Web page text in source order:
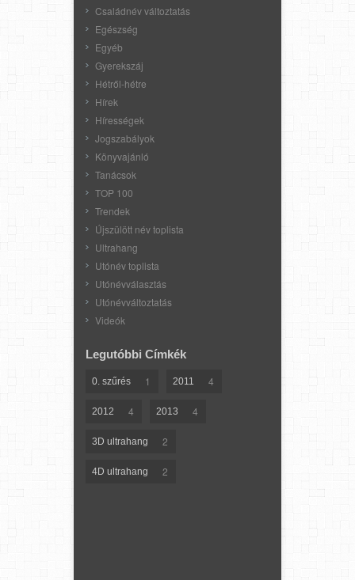
Családnév változtatás
Egészség
Egyéb
Gyerekszáj
Hétről-hétre
Hírek
Hírességek
Jogszabályok
Könyvajánló
Tanácsok
TOP 100
Trendek
Újszülött név toplista
Ultrahang
Utónév toplista
Utónévválasztás
Utónévváltoztatás
Videók
Legutóbbi Címkék
0. szűrés 1 2011 4
2012 4 2013 4
3D ultrahang 2
4D ultrahang 2